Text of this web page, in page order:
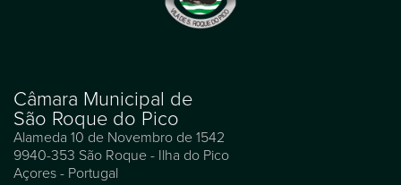
Câmara Municipal de
São Roque do Pico
Alameda 10 de Novembro de 1542
9940-353 São Roque - Ilha do Pico
Açores - Portugal